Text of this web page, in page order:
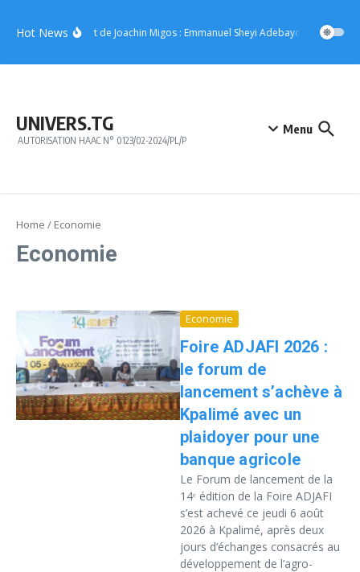
Hot NewsConcert de Joachin Migos : Emmanuel Sheyi Adebayor offre 10
UNIVERS.TG
AUTORISATION HAAC N° 0123/02-2024/PL/P
Menu
Home / Economie
Economie
Economie
Foire ADJAFI 2026 :
le forum de
lancement s’achève à
Kpalimé avec un
plaidoyer pour une
banque agricole
Le Forum de lancement de la
14ᵉ édition de la Foire ADJAFI
s’est achevé ce jeudi 6 août
2026 à Kpalimé, après deux
jours d’échanges consacrés au
développement de l’agro-